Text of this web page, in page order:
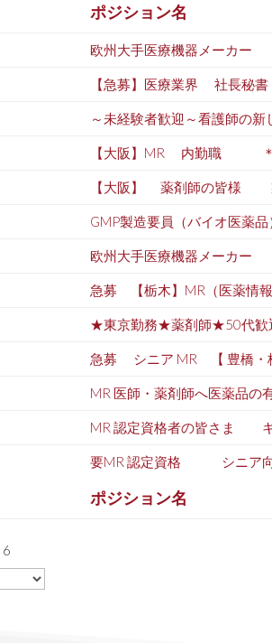
ポジション名
欧州大手医療機器メーカ
【急募】医療業界 社長秘書
～未経験者歓迎～看護師の
【大阪】MR 内勤職 ＊
【大阪】 薬剤師の皆様
GMP製造要員（バイオ医薬品
欧州大手医療機器メーカ
急募 【栃木】MR（医薬情
★東京勤務★薬剤師★50代歓
急募 シニア MR 【 豊橋
MR 医師・薬剤師へ医薬品の
MR 認定資格者の皆さま キ
要MR 認定資格 シニア向
ポジション名
6